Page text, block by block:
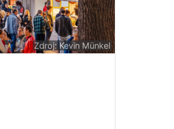
Zdroj: Kevin Münkel